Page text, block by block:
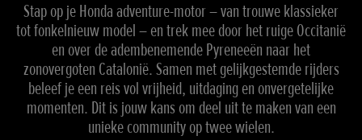
Stap op je Honda adventure-motor – van trouwe klassieker
tot fonkelnieuw model – en trek mee door het ruige Occitanië
en over de adembenemende Pyreneeën naar het
zonovergoten Catalonië. Samen met gelijkgestemde rijders
beleef je een reis vol vrijheid, uitdaging en onvergetelijke
momenten. Dit is jouw kans om deel uit te maken van een
unieke community op twee wielen.